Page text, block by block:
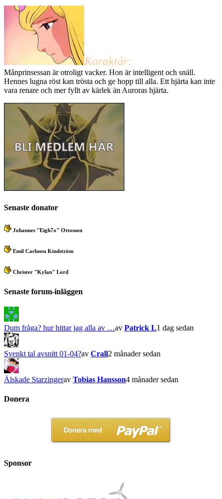
Karaktär:
Månprinsessan är otroligt vacker. Hon är intelligent och snäll.
Hennes lugna röst kan trösta och ge hopp till alla. Ett hjärta kan inte
vara renare och mer fyllt av kärlek än Auroras hjärta.
Senaste donator
Johannes "Eigh7o" Ottosson
Emil Carlsson Kindström
Christer "Kylan" Lord
Senaste forum-inläggen
Dum fråga? hur hittar jag alla av …av Patrick L1 dag sedan
Svenkt tal avsnitt 01-04?av Crall2 månader sedan
Älskade Starzingerav Tobias Hansson4 månader sedan
Donera
Sponsor